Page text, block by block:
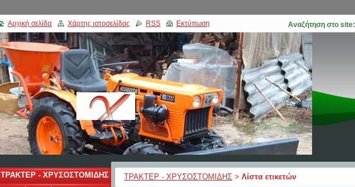
ΤΡΑΚΤΕΡ - ΧΡΥΣΟΣΤΟΜΙΔΗΣ > Λίστα ετικετών
ΤΡΑΚΤΕΡ - ΧΡΥΣΟΣΤΟΜΙΔΗΣ
Αρχική σελίδα Χάρτης ιστοσελίδας RSS Εκτύπωση Αναζήτηση στο site: